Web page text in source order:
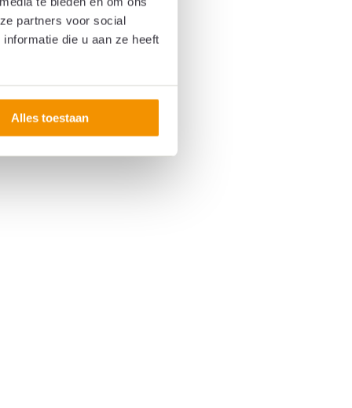
partners voor social
die u aan ze heeft
Alles toestaan